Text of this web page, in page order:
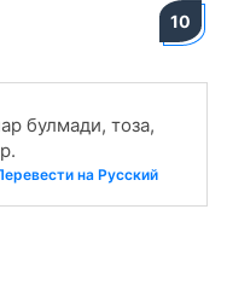
10
булмади, тоза,
на Русский